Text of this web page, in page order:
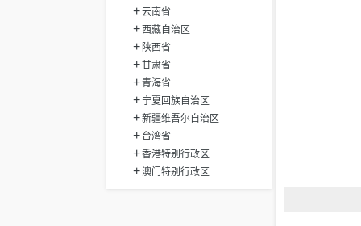
云南省
西藏自治区
陕西省
甘肃省
青海省
宁夏回族自治区
新疆维吾尔自治区
台湾省
香港特别行政区
澳门特别行政区